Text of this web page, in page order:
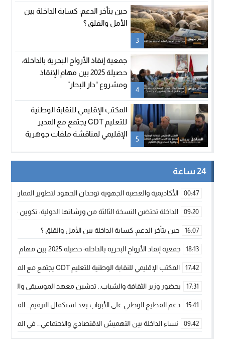
3
حين يتأخر الدعم: كسابة الداخلة بين
الأمل والقلق ؟
4
جمعية إنقاذ الأرواح البحرية بالداخلة:
حصيلة 2025 بين مهام الإنقاذ
ومشروع “دار البحار”
5
المكتب الإقليمي للنقابة الوطنية
للتعليم CDT يجتمع مع المدير
الإقليمي لمناقشة ملفات جوهرية
24 ساعة
00:47 الأكاديمية والعصبة الجهوية توحدان الجهود لتطوير الممارسة
09:20 الداخلة تحتضن النسخة الثالثة من ورشاتها الدولية: تكوين
16:07 حين يتأخر الدعم: كسابة الداخلة بين الأمل والقلق ؟
18:13 جمعية إنقاذ الأرواح البحرية بالداخلة: حصيلة 2025 بين مهام الإنقاذ ومشروع “دار البحار”
17:42 المكتب الإقليمي للنقابة الوطنية للتعليم CDT يجتمع مع المدير الإقليمي لمناقشة ملفات جوهرية لنساء ورجال التعليم
17:31 بحضور وزير الثقافة والشباب.. تدشين معهد الموسيقى والفنون
15:41 دعم القطيع الوطني على الأبواب بعد استكمال الترقيم…
09:42 نساء الداخلة بين التهميش الاقتصادي والاجتماعي… في المؤسسات